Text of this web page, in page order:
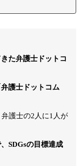
た弁護士ドットコ
護士ドットコム
護士の2人に1人が
SDGsの目標達成